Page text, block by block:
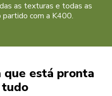
as texturas e todas as
partido com a K400.
está pronta
tudo